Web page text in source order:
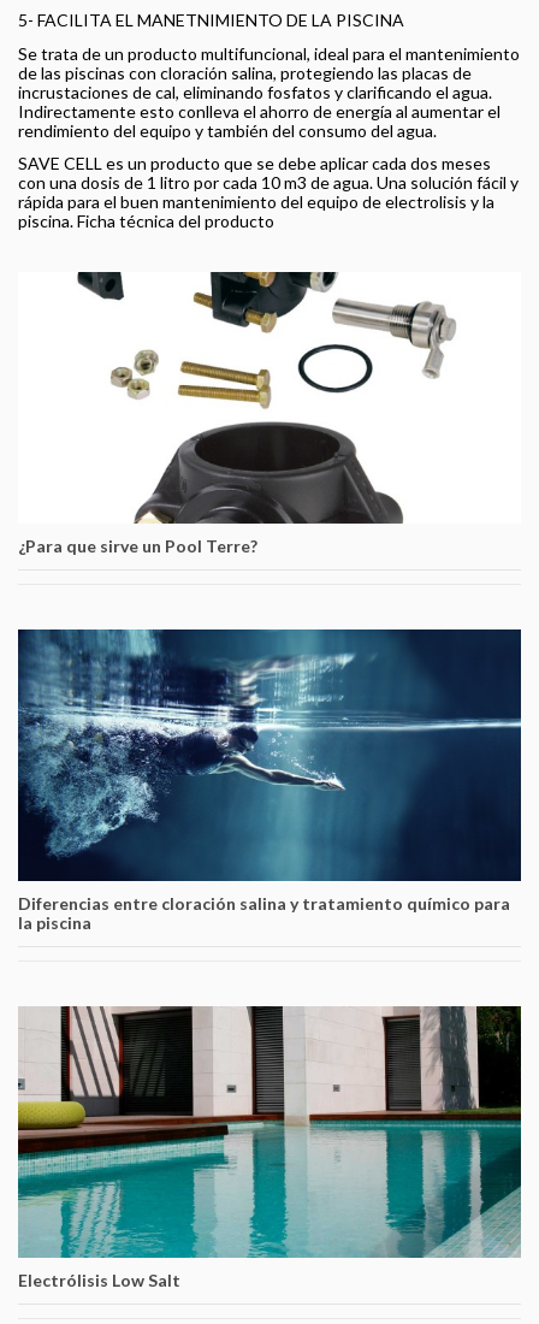
5- FACILITA EL MANETNIMIENTO DE LA PISCINA
Se trata de un producto multifuncional, ideal para el mantenimiento
de las piscinas con cloración salina, protegiendo las placas de
incrustaciones de cal, eliminando fosfatos y clarificando el agua.
Indirectamente esto conlleva el ahorro de energía al aumentar el
rendimiento del equipo y también del consumo del agua.
SAVE CELL es un producto que se debe aplicar cada dos meses
con una dosis de 1 litro por cada 10 m3 de agua. Una solución fácil y
rápida para el buen mantenimiento del equipo de electrolisis y la
piscina. Ficha técnica del producto
¿Para que sirve un Pool Terre?
Diferencias entre cloración salina y tratamiento químico para
la piscina
Electrólisis Low Salt